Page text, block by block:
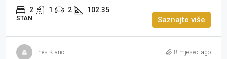
2 1 2 102.35
STAN Saznajte više
Ines Klaric 8 mjeseci ago